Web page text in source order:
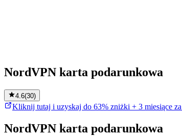
NordVPN karta podarunkowa
4.6(30)
Kliknij tutaj i uzyskaj do 63% zniżki + 3 miesiące
NordVPN karta podarunkowa